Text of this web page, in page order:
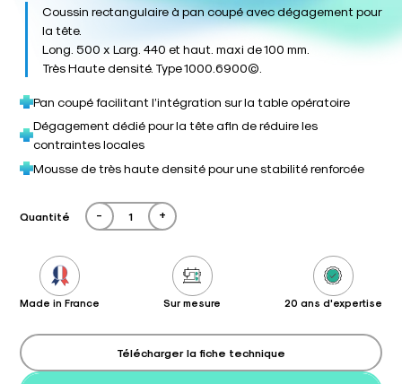
Coussin rectangulaire à pan coupé avec dégagement pour
la tête.
Long. 500 x Larg. 440 et haut. maxi de 100 mm.
Très Haute densité. Type 1000.6900©.
Pan coupé facilitant l’intégration sur la table opératoire
Dégagement dédié pour la tête afin de réduire les
contraintes locales
Mousse de très haute densité pour une stabilité renforcée
Quantité - +
Made in France Sur mesure 20 ans d'expertise
Télécharger la fiche technique